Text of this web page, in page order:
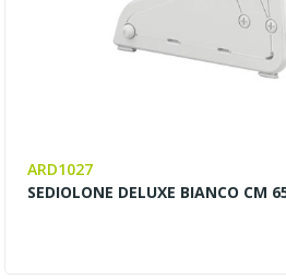
ARD1027
SEDIOLONE DELUXE BIANCO CM